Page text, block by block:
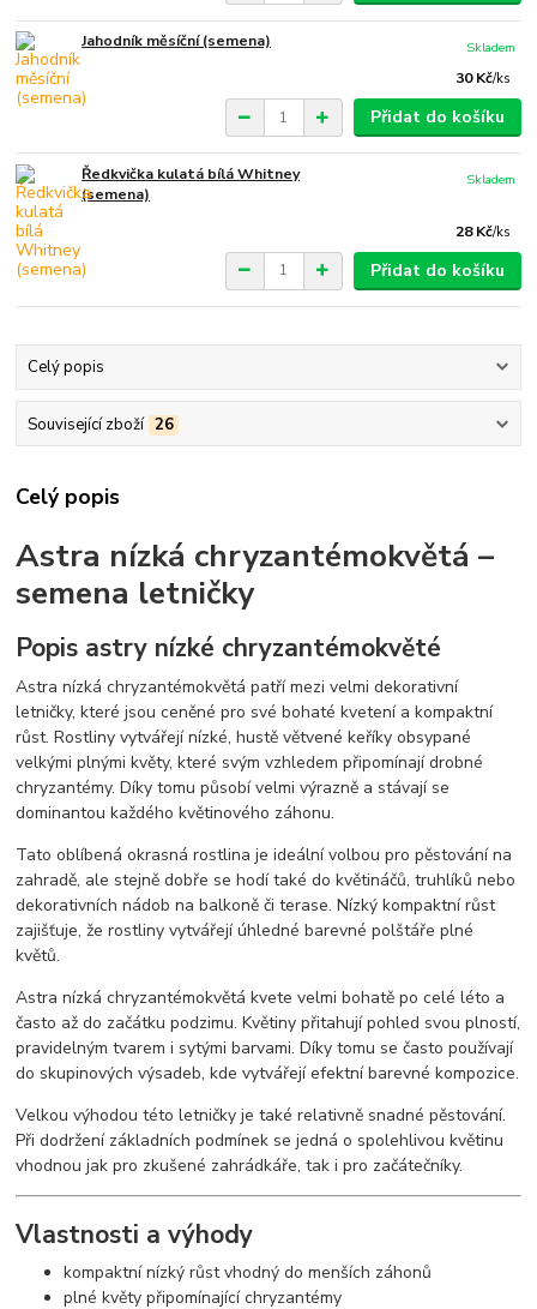
Jahodník měsíční (semena)
30 Kč/ks
Skladem
Přidat do košíku
Ředkvička kulatá bílá Whitney
(semena)
28 Kč/ks
Skladem
Přidat do košíku
Celý popis
Související zboží 26
Celý popis
Astra nízká chryzantémokvětá –
semena letničky
Popis astry nízké chryzantémokvěté
Astra nízká chryzantémokvětá patří mezi velmi dekorativní
letničky, které jsou ceněné pro své bohaté kvetení a kompaktní
růst. Rostliny vytvářejí nízké, hustě větvené keříky obsypané
velkými plnými květy, které svým vzhledem připomínají drobné
chryzantémy. Díky tomu působí velmi výrazně a stávají se
dominantou každého květinového záhonu.
Tato oblíbená okrasná rostlina je ideální volbou pro pěstování na
zahradě, ale stejně dobře se hodí také do květináčů, truhlíků nebo
dekorativních nádob na balkoně či terase. Nízký kompaktní růst
zajišťuje, že rostliny vytvářejí úhledné barevné polštáře plné
květů.
Astra nízká chryzantémokvětá kvete velmi bohatě po celé léto a
často až do začátku podzimu. Květiny přitahují pohled svou plností,
pravidelným tvarem i sytými barvami. Díky tomu se často používají
do skupinových výsadeb, kde vytvářejí efektní barevné kompozice.
Velkou výhodou této letničky je také relativně snadné pěstování.
Při dodržení základních podmínek se jedná o spolehlivou květinu
vhodnou jak pro zkušené zahrádkáře, tak i pro začátečníky.
Vlastnosti a výhody
kompaktní nízký růst vhodný do menších záhonů
plné květy připomínající chryzantémy